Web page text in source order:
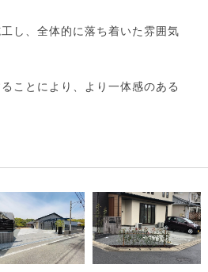
し、全体的に落ち着いた雰囲気
ことにより、より一体感のある